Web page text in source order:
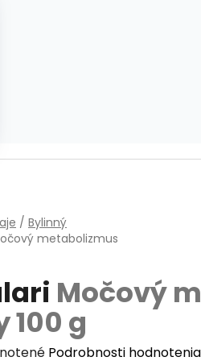
/ Bylinný
metabolizmus
Močový
100 g
Podrobnosti hodnotenia